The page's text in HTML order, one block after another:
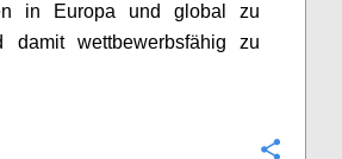
in Europa und global zu
damit wettbewerbsfähig zu